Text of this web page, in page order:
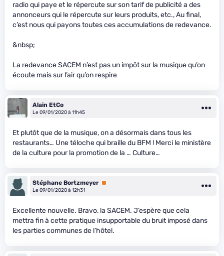
radio qui paye et le répercute sur son tarif de publicité a des
annonceurs qui le répercute sur leurs produits, etc., Au final,
c’est nous qui payons toutes ces accumulations de redevance.
&nbsp;
La redevance SACEM n’est pas un impôt sur la musique qu’on
écoute mais sur l’air qu’on respire
Alain EtCo
Le 09/01/2020 à 11h45
Et plutôt que de la musique, on a désormais dans tous les
restaurants… Une téloche qui braille du BFM ! Merci le ministère
de la culture pour la promotion de la … Culture…
Stéphane Bortzmeyer Premium
Le 09/01/2020 à 12h31
Excellente nouvelle. Bravo, la SACEM. J’espère que cela
mettra fin à cette pratique insupportable du bruit imposé dans
les parties communes de l’hôtel.